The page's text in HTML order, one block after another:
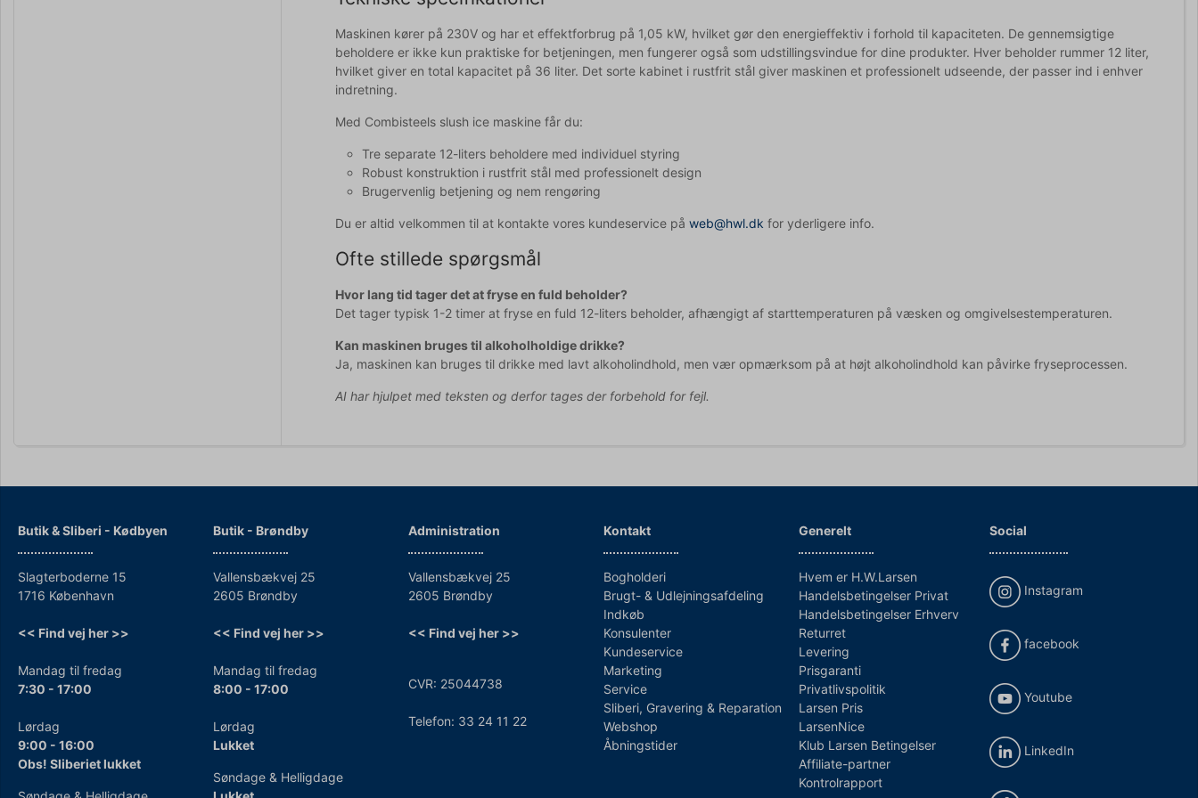
Maskinen kører på 230V og har et effektforbrug på 1,05 kW, hvilket gør den energieffektiv i forhold til kapaciteten. De gennemsigtige
beholdere er ikke kun praktiske for betjeningen, men fungerer også som udstillingsvindue for dine produkter. Hver beholder rummer 12 liter,
hvilket giver en total kapacitet på 36 liter. Det sorte kabinet i rustfrit stål giver maskinen et professionelt udseende, der passer ind i enhver
indretning.
Med Combisteels slush ice maskine får du:
Tre separate 12-liters beholdere med individuel styring
Robust konstruktion i rustfrit stål med professionelt design
Brugervenlig betjening og nem rengøring
Du er altid velkommen til at kontakte vores kundeservice på web@hwl.dk for yderligere info.
Ofte stillede spørgsmål
Hvor lang tid tager det at fryse en fuld beholder?
Det tager typisk 1-2 timer at fryse en fuld 12-liters beholder, afhængigt af starttemperaturen på væsken og omgivelsestemperaturen.
Kan maskinen bruges til alkoholholdige drikke?
Ja, maskinen kan bruges til drikke med lavt alkoholindhold, men vær opmærksom på at højt alkoholindhold kan påvirke fryseprocessen.
AI har hjulpet med teksten og derfor tages der forbehold for fejl.
Butik & Sliberi - Kødbyen
Slagterboderne 15
1716 København
<< Find vej her >>
Mandag til fredag
7:30 - 17:00
Lørdag
9:00 - 16:00
Obs! Sliberiet lukket
Butik - Brøndby
Vallensbækvej 25
2605 Brøndby
<< Find vej her >>
Mandag til fredag
8:00 - 17:00
Lørdag
Lukket
Søndage & Helligdage
Administration
Vallensbækvej 25
2605 Brøndby
<< Find vej her >>
CVR: 25044738
Telefon: 33 24 11 22
Kontakt
Bogholderi
Brugt- & Udlejningsafdeling
Indkøb
Konsulenter
Kundeservice
Marketing
Service
Sliberi, Gravering & Reparation
Webshop
Åbningstider
Generelt
Hvem er H.W.Larsen
Handelsbetingelser Privat
Handelsbetingelser Erhverv
Returret
Levering
Prisgaranti
Privatlivspolitik
Larsen Pris
LarsenNice
Klub Larsen Betingelser
Affiliate-partner
Kontrolrapport
Social
Instagram
facebook
Youtube
LinkedIn